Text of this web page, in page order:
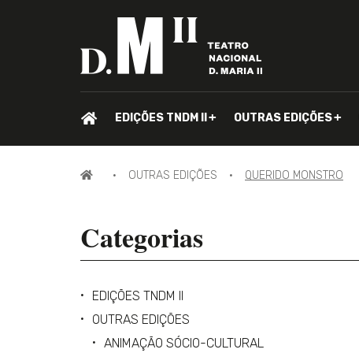
PÁGINA
EDIÇÕES TNDM II OUTRAS EDIÇÕES
PÁGINA OUTRAS EDIÇÕES QUERIDO MONSTRO
Categorias
EDIÇÕES TNDM II
OUTRAS EDIÇÕES
ANIMAÇÃO SÓCIO-CULTURAL